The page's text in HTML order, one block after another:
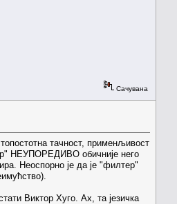
Сачувана
тачност, применљивост
НЕУПОРЕДИВО обичније него
Неоспорно је да је "филтер"
Виктор Хуго. Ах, та језичка